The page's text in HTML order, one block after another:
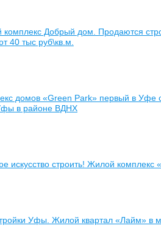
Добрый дом. Продаются
40 тыс руб\кв.м.
домов «Green Park» первый в Уфе
в районе ВДНХ
искусство строить! Жилой
Уфы. Жилой квартал «Лайм» в